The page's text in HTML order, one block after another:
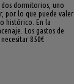
dos dormitorios, uno
por lo que puede valer
histórico. En la
Los gastos de
850€